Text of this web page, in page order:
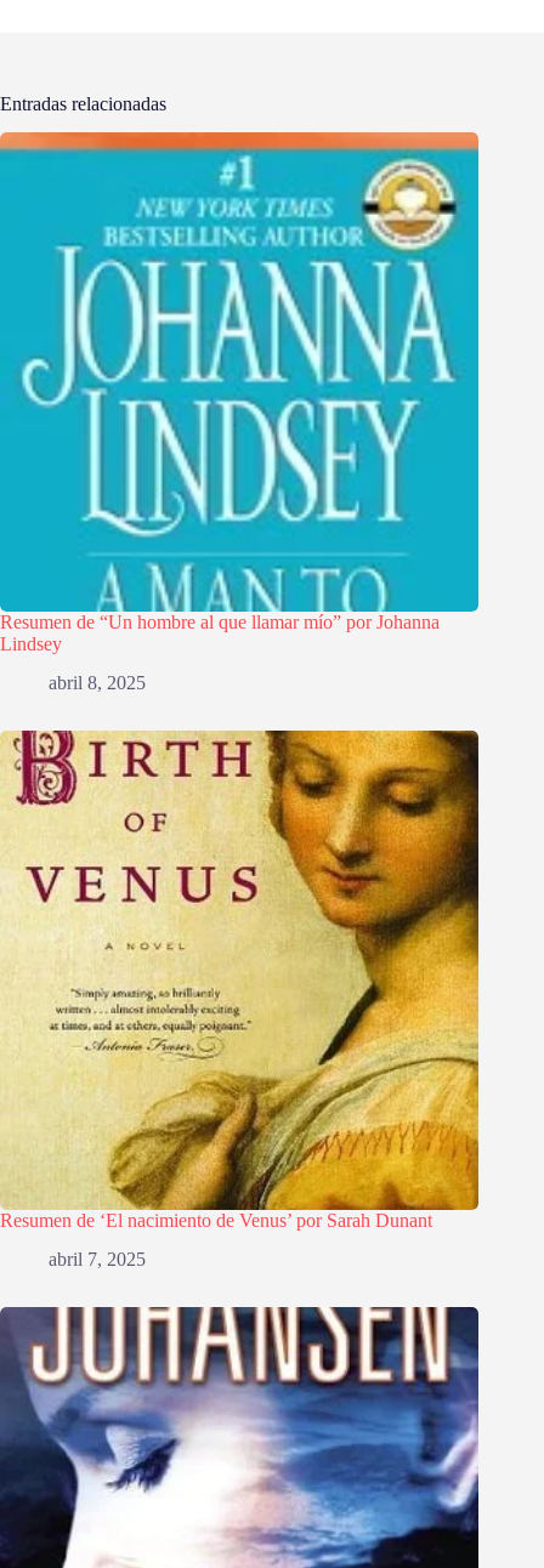
Entradas relacionadas
Resumen de “Un hombre al que llamar mío” por Johanna
Lindsey
abril 8, 2025
Resumen de ‘El nacimiento de Venus’ por Sarah Dunant
abril 7, 2025